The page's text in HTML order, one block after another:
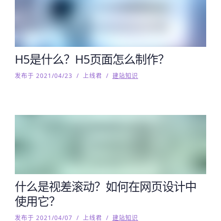
H5是什么？H5页面怎么制作？
发布于 2021/04/23 / 上线君 / 建站知识
什么是视差滚动？如何在网页设计中
使用它？
发布于 2021/04/07 / 上线君 / 建站知识